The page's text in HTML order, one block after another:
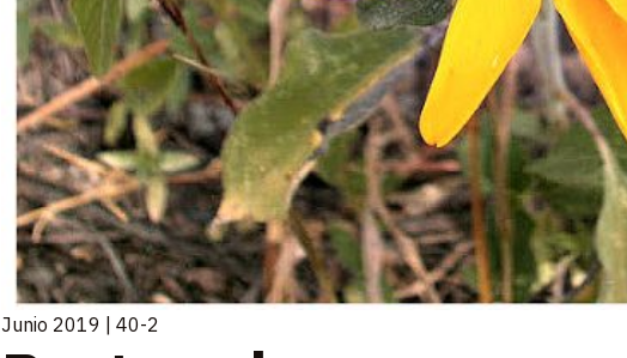
Junio 2019 | 40-2